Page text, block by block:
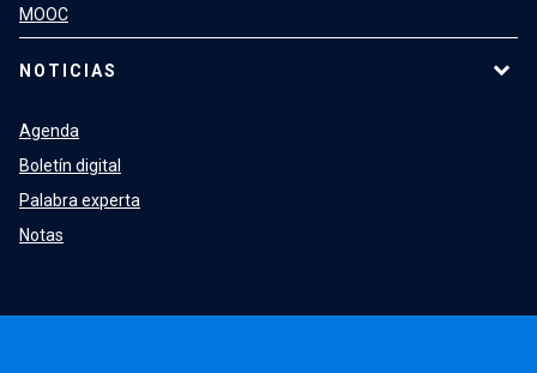
MOOC
NOTICIAS
Agenda
Boletín digital
Palabra experta
Notas